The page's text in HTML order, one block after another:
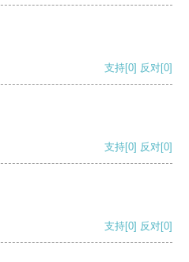
支持[0] 反对[0]
支持[0] 反对[0]
支持[0] 反对[0]